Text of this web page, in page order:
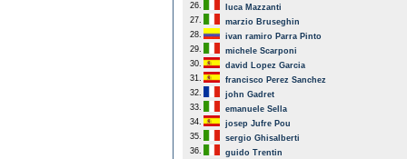
26.
luca Mazzanti
27.
marzio Bruseghin
28.
ivan ramiro Parra Pinto
29.
michele Scarponi
30.
david Lopez Garcia
31.
francisco Perez Sanchez
32.
john Gadret
33.
emanuele Sella
34.
josep Jufre Pou
35.
sergio Ghisalberti
36.
guido Trentin